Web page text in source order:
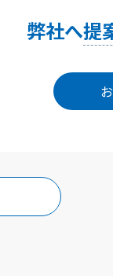
弊社へ提